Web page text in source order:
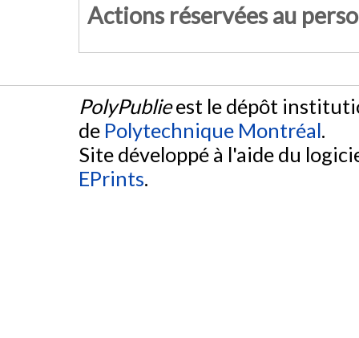
Actions réservées au
PolyPublieest le dépôt
de Polytechnique Montréal.
Site développé à l'aide du
EPrints.